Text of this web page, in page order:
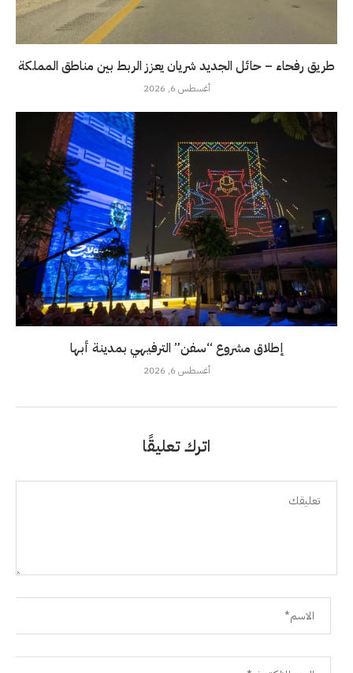
طريق رفحاء – حائل الجديد شريان يعزز الربط بين مناطق المملكة
أغسطس 6, 2026
إطلاق مشروع “سفن” الترفيهي بمدينة أبها
أغسطس 6, 2026
اترك تعليقًا